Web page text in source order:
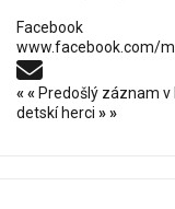
Facebook
www.facebook.com/
«« Predošlý záznam v
detskí herci »»